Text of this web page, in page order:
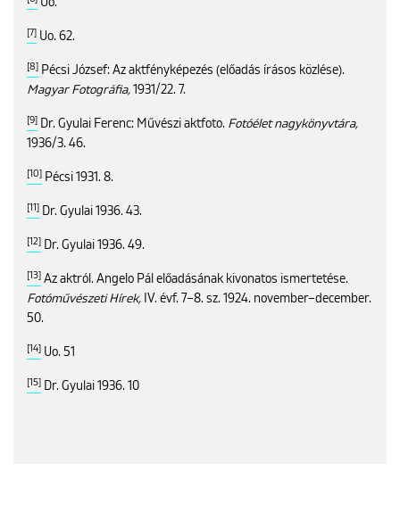
Uo.
[7] Uo. 62.
[8]
Pécsi József: Az aktfényképezés (előadás írásos közlése).
Magyar Fotográfia, 1931/22. 7.
[9] Dr. Gyulai Ferenc: Művészi aktfoto. Fotóélet nagykönyvtára,
1936/3. 46.
[10] Pécsi 1931. 8.
[11] Dr. Gyulai 1936. 43.
[12] Dr. Gyulai 1936. 49.
[13] Az aktról. Angelo Pál előadásának kivonatos ismertetése.
Fotóművészeti Hírek, IV. évf. 7–8. sz. 1924. november–december.
50.
[14] Uo. 51
[15] Dr. Gyulai 1936. 10